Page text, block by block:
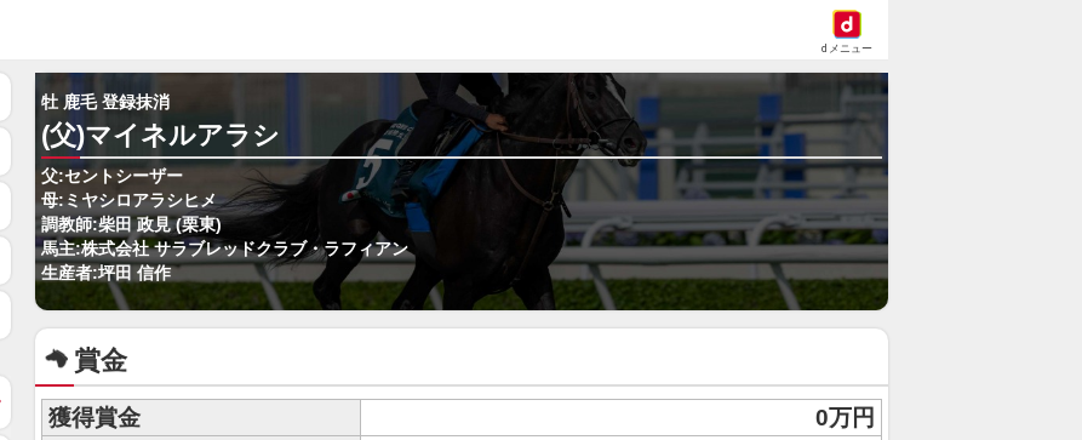
dメニュー
牡 鹿毛 登録抹消
(父)マイネルアラシ
父:セントシーザー
母:ミヤシロアラシヒメ
調教師:柴田 政見 (栗東)
馬主:株式会社 サラブレッドクラブ・ラフィアン
生産者:坪田 信作
賞金
獲得賞金
0万円